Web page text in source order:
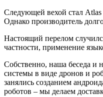
Следующей вехой стал Atlas
Однако производитель
Настоящий перелом
частности, применение
Собственно, наша беседа и
системы в виде дронов и
занялись созданием
роботов – мы делаем